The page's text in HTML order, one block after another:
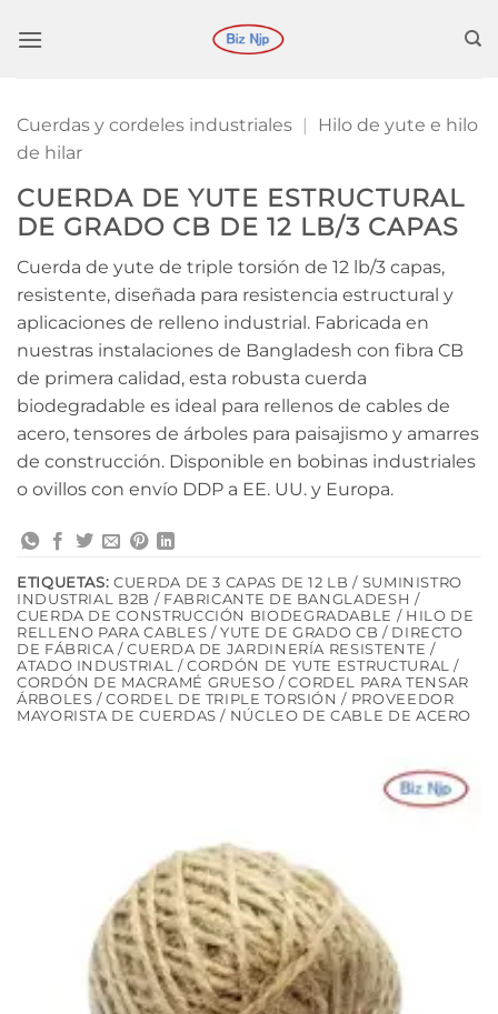
Cuerdas y cordeles industriales |
Hilo de yute e hilo
de hilar
CUERDA DE YUTE ESTRUCTURAL
DE GRADO CB DE 12 LB/3 CAPAS
Cuerda de yute de triple torsión de 12 lb/3 capas,
resistente, diseñada para resistencia estructural y
aplicaciones de relleno industrial. Fabricada en
nuestras instalaciones de Bangladesh con fibra CB
de primera calidad, esta robusta cuerda
biodegradable es ideal para rellenos de cables de
acero, tensores de árboles para paisajismo y amarres
de construcción. Disponible en bobinas industriales
o ovillos con envío DDP a EE. UU. y Europa.
ETIQUETAS: CUERDA DE 3 CAPAS DE 12 LB / SUMINISTRO
INDUSTRIAL B2B / FABRICANTE DE BANGLADESH /
CUERDA DE CONSTRUCCIÓN BIODEGRADABLE / HILO DE
RELLENO PARA CABLES / YUTE DE GRADO CB / DIRECTO
DE FÁBRICA / CUERDA DE JARDINERÍA RESISTENTE /
ATADO INDUSTRIAL / CORDÓN DE YUTE ESTRUCTURAL /
CORDÓN DE MACRAMÉ GRUESO / CORDEL PARA TENSAR
ÁRBOLES / CORDEL DE TRIPLE TORSIÓN / PROVEEDOR
MAYORISTA DE CUERDAS / NÚCLEO DE CABLE DE ACERO